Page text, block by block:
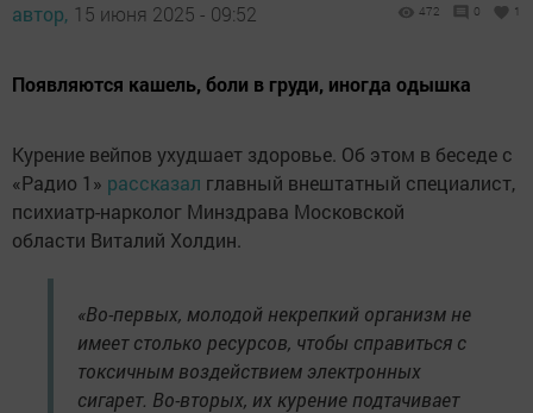
автор, 15 июня 2025 - 09:52 472 0 1
Появляются кашель, боли в груди, иногда одышка
Курение вейпов ухудшает здоровье. Об этом в беседе с
«Радио 1» рассказал главный внештатный специалист,
психиатр-нарколог Минздрава Московской
области Виталий Холдин.
«Во-первых, молодой некрепкий организм не
имеет столько ресурсов, чтобы справиться с
токсичным воздействием электронных
сигарет. Во-вторых, их курение подтачивает